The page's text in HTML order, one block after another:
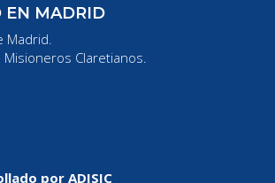
EN MADRID
Claretianos.
porADISIC